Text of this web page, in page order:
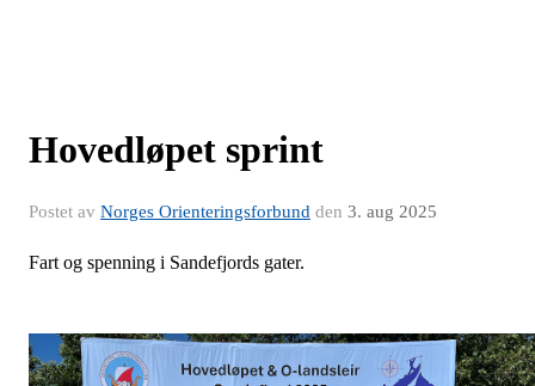
Hovedløpet sprint
Postet av Norges Orienteringsforbund den 3. aug 2025
Fart og spenning i Sandefjords gater.